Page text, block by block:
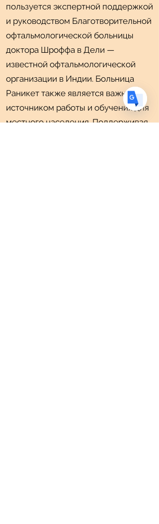
пользуется экспертной поддержкой
и руководством Благотворительной
офтальмологической больницы
доктора Шроффа в Дели —
известной офтальмологической
организации в Индии. Больница
Раникет также является важным
источником работы и обучения для
местного населения. Поддерживая
USEnglish
FRFrench· Français
DEGerman· Deutsch
ESSpanish· Español
USEnglish
FRFrench· Français
DEGerman· Deutsch
ESSpanish· Español